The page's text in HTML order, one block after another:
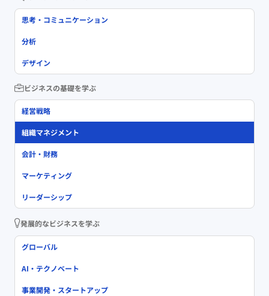
思考・コミュニケーション
分析
デザイン
ビジネスの基礎を学ぶ
経営戦略
組織マネジメント
会計・財務
マーケティング
リーダーシップ
発展的なビジネスを学ぶ
グローバル
AI・テクノベート
事業開発・スタートアップ